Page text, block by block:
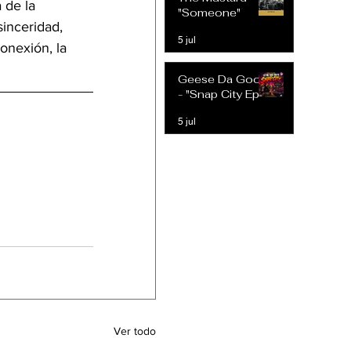
de la
la
Ver todo
Expectativas
Modernas
"Someone"
5 jul
Geese Da Goon
- "Snap City Ep"
5 jul